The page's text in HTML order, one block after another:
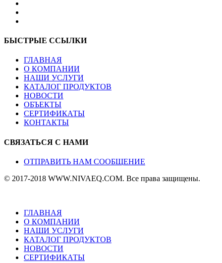
БЫСТРЫЕ ССЫЛКИ
ГЛАВНАЯ
О КОМПАНИИ
НАШИ УСЛУГИ
КАТАЛОГ ПРОДУКТОВ
НОВОСТИ
ОБЪЕКТЫ
СЕРТИФИКАТЫ
КОНТАКТЫ
СВЯЗАТЬСЯ С НАМИ
ОТПРАВИТЬ НАМ СООБЩЕНИЕ
© 2017-2018 WWW.NIVAEQ.COM. Все права защищены.
ГЛАВНАЯ
О КОМПАНИИ
НАШИ УСЛУГИ
КАТАЛОГ ПРОДУКТОВ
НОВОСТИ
СЕРТИФИКАТЫ